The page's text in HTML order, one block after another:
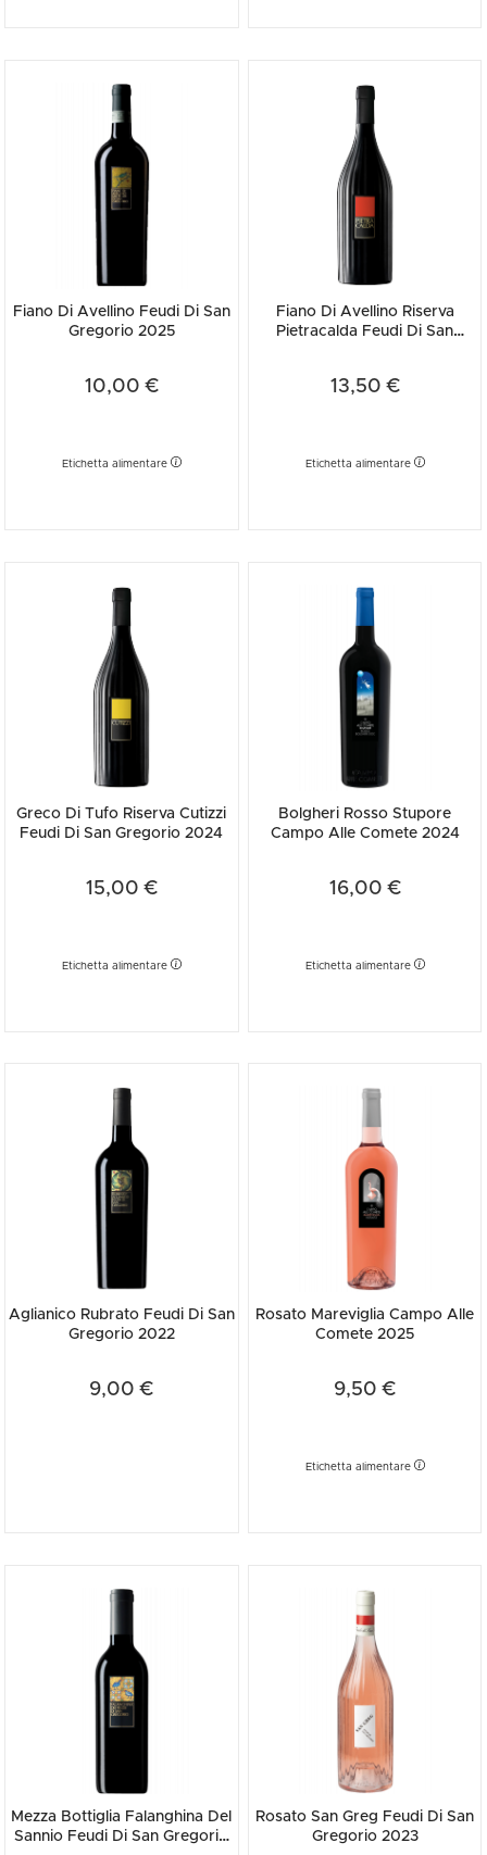
Fiano Di Avellino Feudi Di San
Gregorio 2025
10,00 €
Etichetta alimentare
Fiano Di Avellino Riserva
Pietracalda Feudi Di San
13,50 €
Etichetta alimentare
Greco Di Tufo Riserva Cutizzi
Feudi Di San Gregorio 2024
15,00 €
Etichetta alimentare
Bolgheri Rosso Stupore
Campo Alle Comete 2024
16,00 €
Etichetta alimentare
Aglianico Rubrato Feudi Di San
Gregorio 2022
9,00 €
Rosato Mareviglia Campo Alle
Comete 2025
9,50 €
Etichetta alimentare
Mezza Bottiglia Falanghina Del
Sannio Feudi Di San Gregorio
Rosato San Greg Feudi Di San
Gregorio 2023